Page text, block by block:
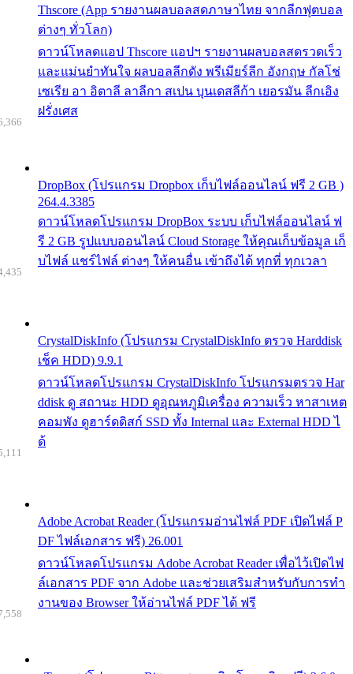
Thscore (App รายงานผลบอลสดภาษาไทย จากลีกฟุตบอล
ต่างๆ ทั่วโลก)
ดาวน์โหลดแอป Thscore แอปฯ รายงานผลบอลสดรวดเร็ว
และแม่นยำทันใจ ผลบอลลีกดัง พรีเมียร์ลีก อังกฤษ กัลโช่
เซเรีย อา อิตาลี ลาลีกา สเปน บุนเดสลีก้า เยอรมัน ลีกเอิง
ฝรั่งเศส
DropBox (โปรแกรม Dropbox เก็บไฟล์ออนไลน์ ฟรี 2 GB )
264.4.3385
ดาวน์โหลดโปรแกรม DropBox ระบบ เก็บไฟล์ออนไลน์ ฟ
รี 2 GB รูปแบบออนไลน์ Cloud Storage ให้คุณเก็บข้อมูล เก็
บไฟล์ แชร์ไฟล์ ต่างๆ ให้คนอื่น เข้าถึงได้ ทุกที่ ทุกเวลา
CrystalDiskInfo (โปรแกรม CrystalDiskInfo ตรวจ Harddisk
เช็ค HDD) 9.9.1
ดาวน์โหลดโปรแกรม CrystalDiskInfo โปรแกรมตรวจ Har
ddisk ดู สถานะ HDD ดูอุณหภูมิเครื่อง ความเร็ว หาสาเหต
คอมพัง ดูฮาร์ดดิสก์ SSD ทั้ง Internal และ External HDD ไ
ด้
Adobe Acrobat Reader (โปรแกรมอ่านไฟล์ PDF เปิดไฟล์ P
DF ไฟล์เอกสาร ฟรี) 26.001
ดาวน์โหลดโปรแกรม Adobe Acrobat Reader เพื่อไว้เปิดไฟ
ล์เอกสาร PDF จาก Adobe และช่วยเสริมสำหรับกับการทำ
งานของ Browser ให้อ่านไฟล์ PDF ได้ ฟรี